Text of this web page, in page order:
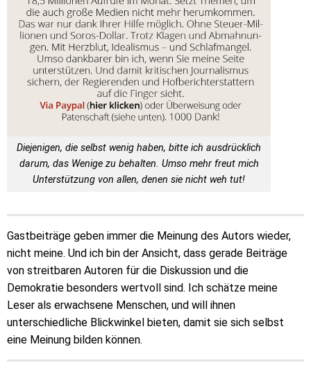
Diejenigen, die selbst wenig haben, bitte ich ausdrücklich
darum, das Wenige zu behalten. Umso mehr freut mich
Unterstützung von allen, denen sie nicht weh tut!
Gastbeiträge geben immer die Meinung des Autors wieder,
nicht meine. Und ich bin der Ansicht, dass gerade Beiträge
von streitbaren Autoren für die Diskussion und die
Demokratie besonders wertvoll sind. Ich schätze meine
Leser als erwachsene Menschen, und will ihnen
unterschiedliche Blickwinkel bieten, damit sie sich selbst
eine Meinung bilden können.